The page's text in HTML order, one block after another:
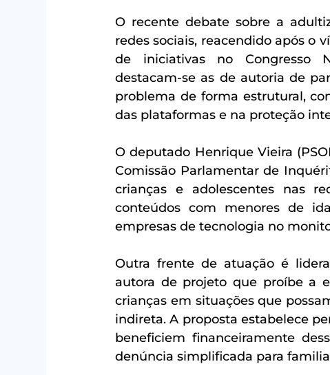
O recente debate sobre a
redes sociais, reacendido após o
de iniciativas no Congresso
destacam-se as de autoria de
problema de forma estrutural,
das plataformas e na proteção
O deputado Henrique Vieira
Comissão Parlamentar de
crianças e adolescentes nas
conteúdos com menores de
empresas de tecnologia no
Outra frente de atuação é
autora de projeto que proíbe a
crianças em situações que
indireta. A proposta estabelece
beneficiem financeiramente
denúncia simplificada para